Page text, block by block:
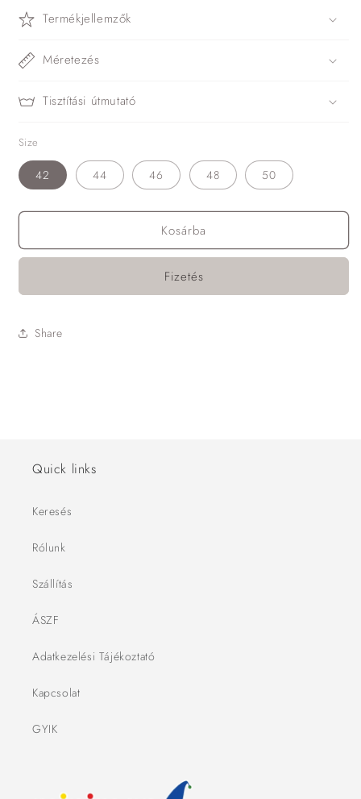
Termékjellemzők
Méretezés
Tisztítási útmutató
Size
42 44 46 48 50
Kosárba
Fizetés
Share
Quick links
Keresés
Rólunk
Szállítás
ÁSZF
Adatkezelési Tájékoztató
Kapcsolat
GYIK